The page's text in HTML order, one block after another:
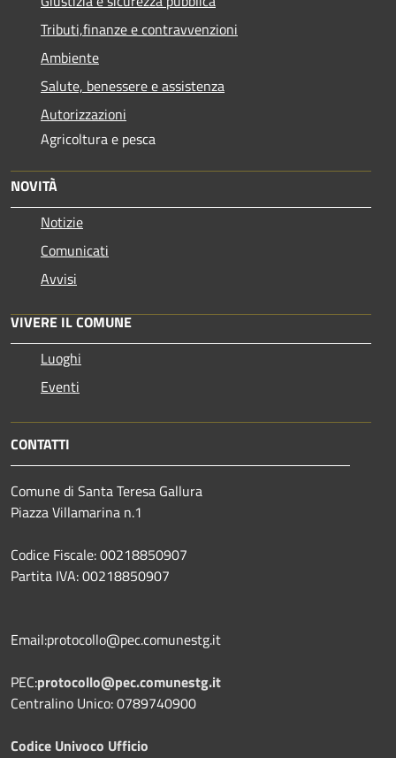
Tributi,finanze e contravvenzioni
Ambiente
Salute, benessere e assistenza
Autorizzazioni
Agricoltura e pesca
NOVITÀ
Notizie
Comunicati
Avvisi
VIVERE IL COMUNE
Luoghi
Eventi
CONTATTI
Comune di Santa Teresa Gallura
Piazza Villamarina n.1
Codice Fiscale: 00218850907
Partita IVA: 00218850907
Email:protocollo@pec.comunestg.it
PEC:protocollo@pec.comunestg.it
Centralino Unico: 0789740900
Codice Univoco Ufficio